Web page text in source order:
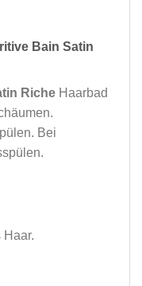
Bain Satin
Riche Haarbad
Bei
Haar.